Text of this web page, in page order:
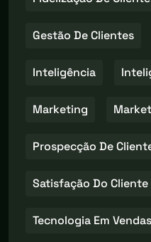
Gestão De Clientes
Inteligência
Marketing
Prospecção De
Satisfação Do Cliente
Tecnologia Em Vendas